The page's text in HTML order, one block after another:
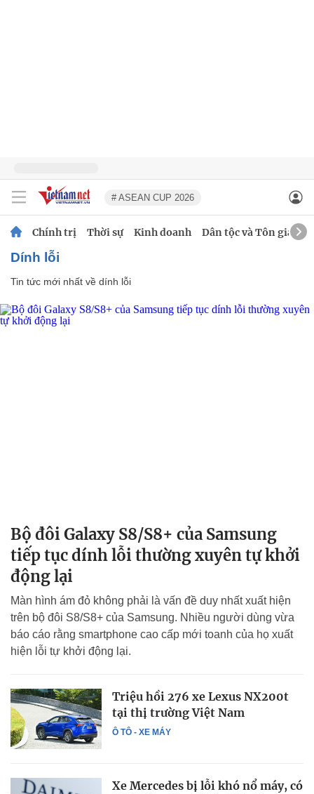
# ASEAN CUP 2026
Chính trị Thời sự Kinh doanh Dân tộc và Tôn giáo
dính lỗi
Tin tức mới nhất về dính lỗi
Bộ đôi Galaxy S8/S8+ của Samsung
tiếp tục dính lỗi thường xuyên tự khởi
động lại
Màn hình ám đỏ không phải là vấn đề duy nhất xuất hiện
trên bộ đôi S8/S8+ của Samsung. Nhiều người dùng vừa
báo cáo rằng smartphone cao cấp mới toanh của họ xuất
hiện lỗi tự khởi động lại.
Ô TÔ - XE MÁY
Triệu hồi 276 xe Lexus NX200t
tại thị trường Việt Nam
Xe Mercedes bị lỗi khó nổ máy, có